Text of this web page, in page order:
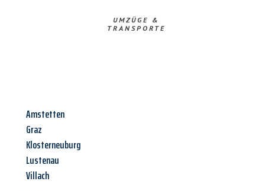
UMZÜGE &
TRANSPORTE
Amstetten
Graz
Klosterneuburg
Lustenau
Villach